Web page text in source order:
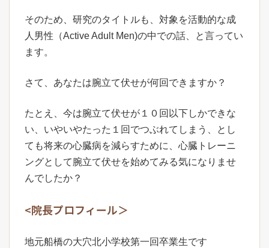
そのため、研究のタイトルも、対象を活動的な成
人男性（Active Adult Men)の中での話、と言ってい
ます。
さて、あなたは腕立て伏せが何回できますか？
たとえ、今は腕立て伏せが１０回以下しかできな
い、いやいやたった１回でつぶれてしまう、とし
ても将来の心臓病を減らすために、心臓トレーニ
ングとして腕立て伏せを始めてみる気になりませ
んでしたか？
<院長プロフィール＞
地元船橋の大穴北小学校第一回卒業生です